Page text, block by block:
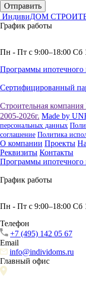
Отправить
ИндивиДОМ
График работы
Пн - Пт с 9:00–18:00 Сб
Программы ипотечного
Сертифицированный
Строительная
2005-2026г. Made by
персональных данных
соглашение Политика
О компании Проекты
Реквизиты Контакты
Программы ипотечного
График работы
Пн - Пт с 9:00–18:00 Сб
Телефон
+7 (495) 142 05 67
Email
info@individoms.ru
Главный офис